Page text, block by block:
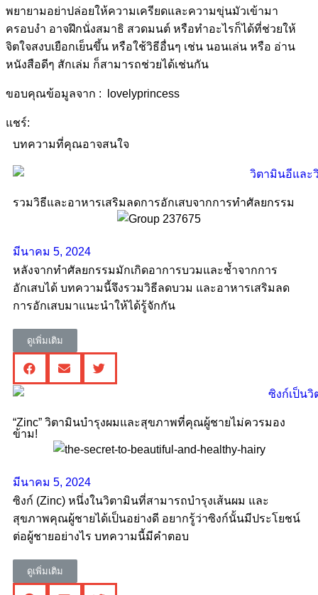
พยายามอย่าปล่อยให้ความเครียดและความขุ่นมัวเข้ามา
ครอบงำ อาจฝึกนั่งสมาธิ สวดมนต์ หรือทำอะไรก็ได้ที่ช่วยให้
จิตใจสงบเยือกเย็นขึ้น หรือใช้วิธีอื่นๆ เช่น นอนเล่น หรือ อ่าน
หนังสือดีๆ สักเล่ม ก็สามารถช่วยได้เช่นกัน
ขอบคุณข้อมูลจาก : lovelyprincess
แชร์:
บทความที่คุณอาจสนใจ
รวมวิธีและอาหารเสริมลดการอักเสบจากการทำศัลยกรรม
มีนาคม 5, 2024
หลังจากทำศัลยกรรมมักเกิดอาการบวมและช้ำจากการ
อักเสบได้ บทความนี้จึงรวมวิธีลดบวม และอาหารเสริมลด
การอักเสบมาแนะนำให้ได้รู้จักกัน
ดูเพิ่มเติม
“Zinc” วิตามินบำรุงผมและสุขภาพที่คุณผู้ชายไม่ควรมอง
ข้าม!
มีนาคม 5, 2024
ซิงก์ (Zinc) หนึ่งในวิตามินที่สามารถบำรุงเส้นผม และ
สุขภาพคุณผู้ชายได้เป็นอย่างดี อยากรู้ว่าซิงก์นั้นมีประโยชน์
ต่อผู้ชายอย่างไร บทความนี้มีคำตอบ
ดูเพิ่มเติม